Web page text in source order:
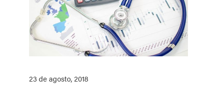
23 de agosto, 2018